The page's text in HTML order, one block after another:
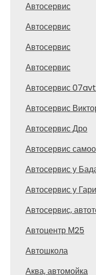
Автосервис
Автосервис
Автосервис
Автосервис
Автосервис
Автосервис
Автосервис Дро
Автосервис
Автосервис у
Автосервис у
Автосервис,
Автоцентр М25
Автошкола
Аква, автомойка